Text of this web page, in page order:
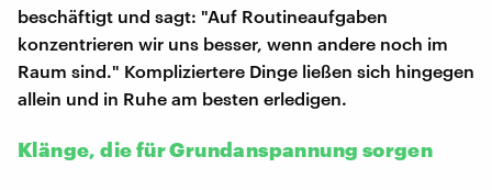
beschäftigt und sagt: "Auf Routineaufgaben
konzentrieren wir uns besser, wenn andere noch im
Raum sind." Kompliziertere Dinge ließen sich hingegen
allein und in Ruhe am besten erledigen.
Klänge, die für Grundanspannung sorgen